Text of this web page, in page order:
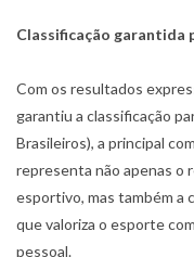
Classificação garantida
Com os resultados
garantiu a classificação
Brasileiros), a principal
representa não apenas o
esportivo, mas também
que valoriza o esporte
pessoal.